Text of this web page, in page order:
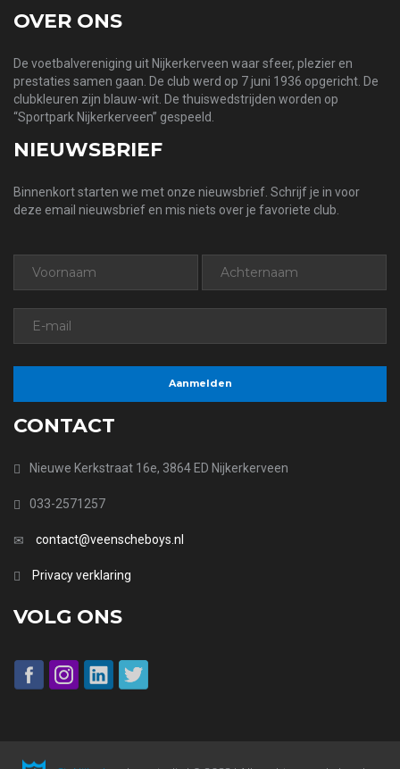
OVER ONS
De voetbalvereniging uit Nijkerkerveen waar sfeer, plezier en
prestaties samen gaan. De club werd op 7 juni 1936 opgericht. De
clubkleuren zijn blauw-wit. De thuiswedstrijden worden op
“Sportpark Nijkerkerveen” gespeeld.
NIEUWSBRIEF
Binnenkort starten we met onze nieuwsbrief. Schrijf je in voor
deze email nieuwsbrief en mis niets over je favoriete club.
CONTACT
Nieuwe Kerkstraat 16e, 3864 ED Nijkerkerveen
033-2571257
contact@veenscheboys.nl
Privacy verklaring
VOLG ONS